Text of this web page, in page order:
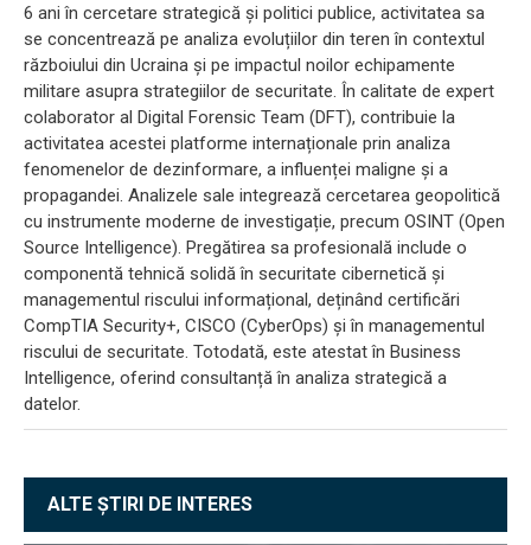
6 ani în cercetare strategică și politici publice, activitatea sa
se concentrează pe analiza evoluțiilor din teren în contextul
războiului din Ucraina și pe impactul noilor echipamente
militare asupra strategiilor de securitate. În calitate de expert
colaborator al Digital Forensic Team (DFT), contribuie la
activitatea acestei platforme internaționale prin analiza
fenomenelor de dezinformare, a influenței maligne și a
propagandei. Analizele sale integrează cercetarea geopolitică
cu instrumente moderne de investigație, precum OSINT (Open
Source Intelligence). Pregătirea sa profesională include o
componentă tehnică solidă în securitate cibernetică și
managementul riscului informațional, deținând certificări
CompTIA Security+, CISCO (CyberOps) și în managementul
riscului de securitate. Totodată, este atestat în Business
Intelligence, oferind consultanță în analiza strategică a
datelor.
ALTE ȘTIRI DE INTERES